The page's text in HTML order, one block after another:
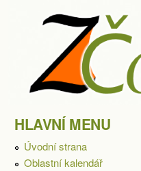
ZÁPADOČESKÁ
OBLAST
HLAVNÍ MENU
Úvodní strana
Oblastní kalendář